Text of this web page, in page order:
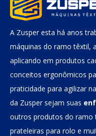
A Zusper esta há anos
máquinas do ramo têxtil,
aplicando em produtos
conceitos ergonômicos
praticidade para agilizar
da Zusper sejam suas
outros produtos do ramo
prateleiras para rolo e